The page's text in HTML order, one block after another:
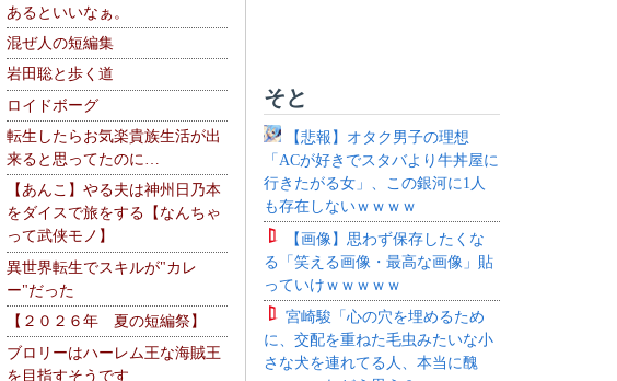
あるといいなぁ。
混ぜ人の短編集
岩田聡と歩く道
ロイドボーグ
転生したらお気楽貴族生活が出
来ると思ってたのに…
【あんこ】やる夫は神州日乃本
をダイスで旅をする【なんちゃ
って武侠モノ】
異世界転生でスキルが"カレ
ー"だった
【２０２６年 夏の短編祭】
ブロリーはハーレム王な海賊王
を目指すそうです
そと
【悲報】オタク男子の理想
「ACが好きでスタバより牛丼屋に
行きたがる女」、この銀河に1人
も存在しないｗｗｗｗ
【画像】思わず保存したくな
る「笑える画像・最高な画像」貼
っていけｗｗｗｗｗ
宮崎駿「心の穴を埋めるため
に、交配を重ねた毛虫みたいな小
さな犬を連れてる人、本当に醜